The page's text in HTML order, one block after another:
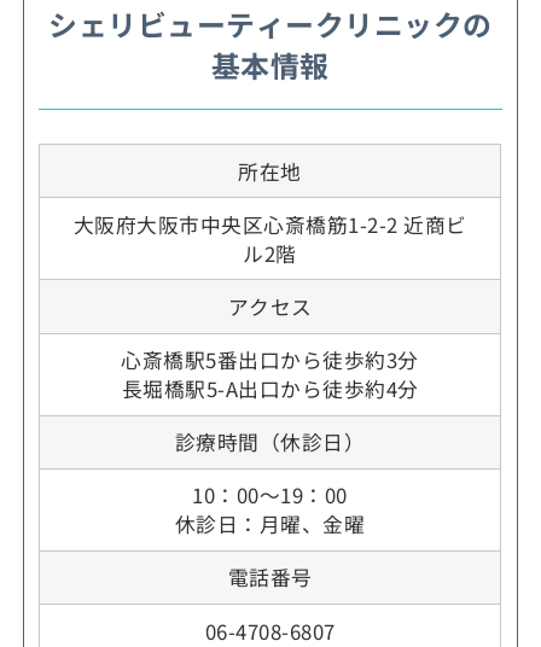
シェリビューティークリニックの
基本情報
所在地
大阪府大阪市中央区心斎橋筋1-2-2 近商ビ
ル2階
アクセス
心斎橋駅5番出口から徒歩約3分
長堀橋駅5-A出口から徒歩約4分
診療時間（休診日）
10：00～19：00
休診日：月曜、金曜
電話番号
06-4708-6807